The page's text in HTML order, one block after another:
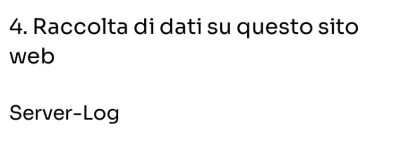
4. Raccolta di dati su questo sito
web
Server-Log